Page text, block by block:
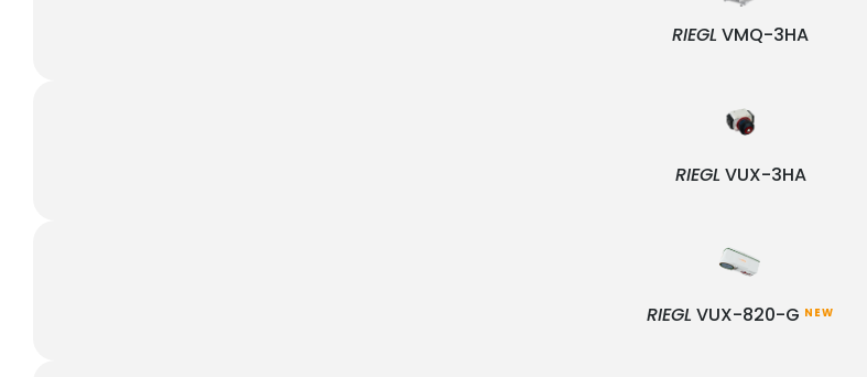
RIEGL VMQ-3HA
RIEGL VUX-3HA
RIEGL VUX-820-G NEW